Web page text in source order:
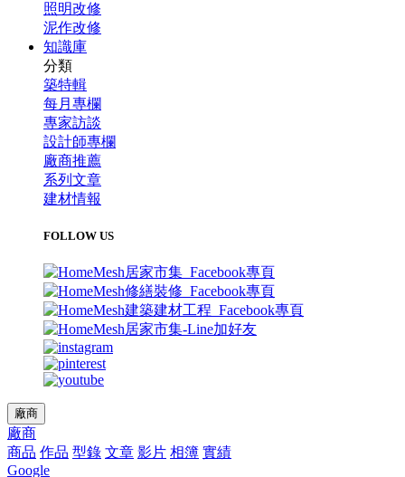
照明改修
泥作改修
知識庫
分類
築特輯
每月專欄
專家訪談
設計師專欄
廠商推薦
系列文章
建材情報
FOLLOW US
廠商
廠商
商品 作品 型錄 文章 影片 相簿 實績
Google